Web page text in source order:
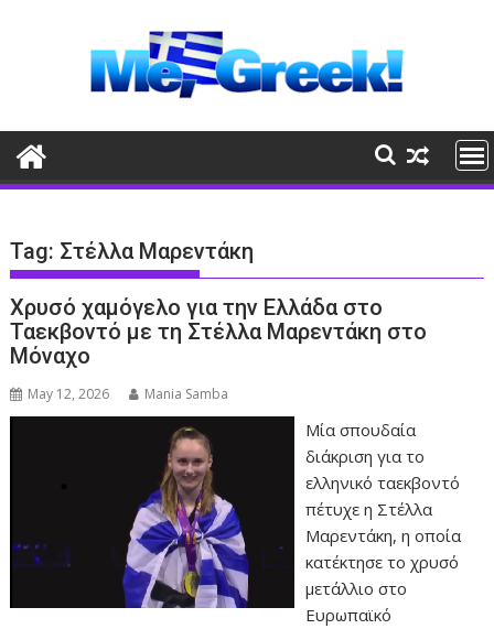
Tag: Στέλλα Μαρεντάκη
Χρυσό χαμόγελο για την Ελλάδα στο
Ταεκβοντό με τη Στέλλα Μαρεντάκη στο
Μόναχο
May 12, 2026 Mania Samba
Μία σπουδαία
διάκριση για το
ελληνικό ταεκβοντό
πέτυχε η Στέλλα
Μαρεντάκη, η οποία
κατέκτησε το χρυσό
μετάλλιο στο
Ευρωπαϊκό